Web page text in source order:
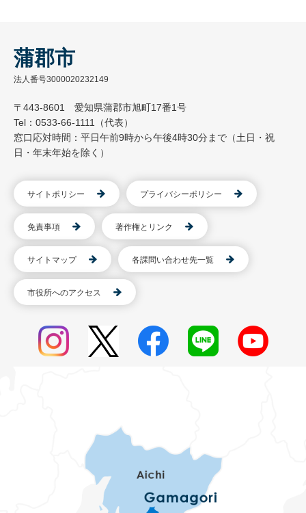
蒲郡市
法人番号3000020232149
〒443-8601 愛知県蒲郡市旭町17番1号
Tel：0533-66-1111（代表）
窓口応対時間：平日午前9時から午後4時30分まで（土日・祝
日・年末年始を除く）
サイトポリシー プライバシーポリシー
免責事項 著作権とリンク
サイトマップ 各課問い合わせ先一覧
市役所へのアクセス